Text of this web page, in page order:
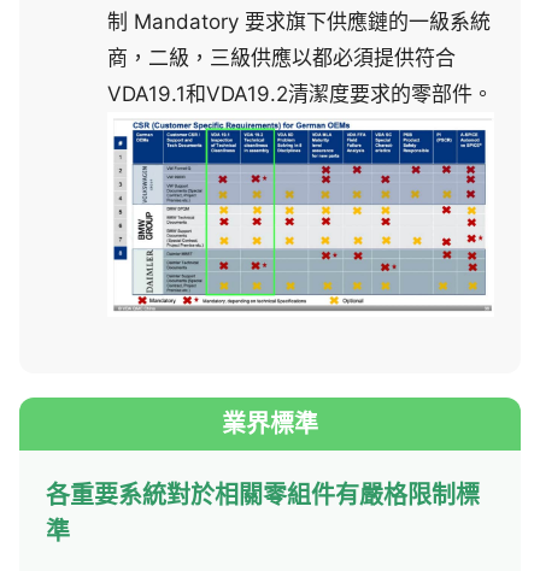
制 Mandatory 要求旗下供應鏈的一級系統
商，二級，三級供應以都必須提供符合
VDA19.1和VDA19.2清潔度要求的零部件。
業界標準
各重要系統對於相關零組件有嚴格限制標
準